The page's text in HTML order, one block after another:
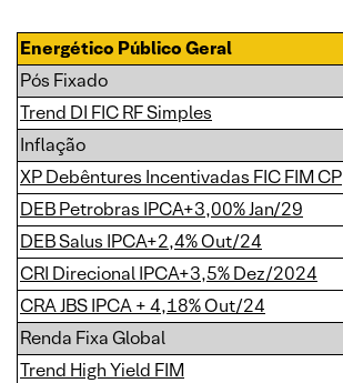
Energético Público Geral
Pós Fixado
Trend DI FIC RF Simples
Inflação
XP Debêntures Incentivadas FIC FIM CP
DEB Petrobras IPCA+3,00% Jan/29
DEB Salus IPCA+2,4% Out/24
CRI Direcional IPCA+3,5% Dez/2024
CRA JBS IPCA + 4,18% Out/24
Renda Fixa Global
Trend High Yield FIM